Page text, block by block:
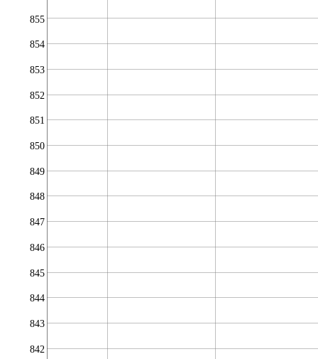
842
843
844
845
846
847
848
849
850
851
852
853
854
855